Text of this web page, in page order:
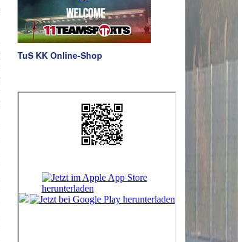
TuS KK Online-Shop